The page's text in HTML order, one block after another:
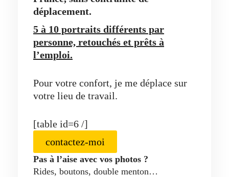
déplacement.
5 à 10 portraits différents par
personne, retouchés et prêts à
l’emploi.
Pour votre confort, je me déplace sur
votre lieu de travail.
[table id=6 /]
contactez-moi
Pas à l’aise avec vos photos ?
Rides, boutons, double menton…